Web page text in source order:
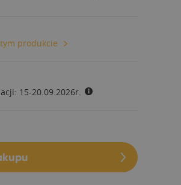
produkcie
15-20.09.2026r.